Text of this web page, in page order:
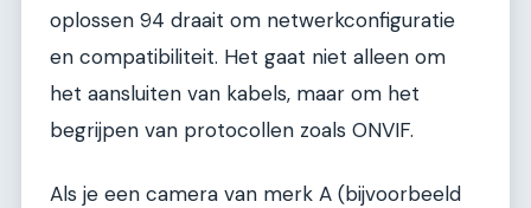
oplossen 94 draait om netwerkconfiguratie
en compatibiliteit. Het gaat niet alleen om
het aansluiten van kabels, maar om het
begrijpen van protocollen zoals ONVIF.
Als je een camera van merk A (bijvoorbeeld